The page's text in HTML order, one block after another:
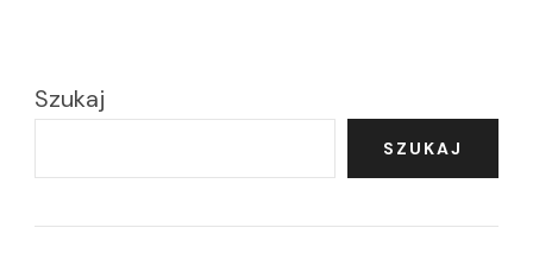
Szukaj
SZUKAJ